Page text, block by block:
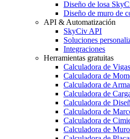
Diseño de losa
Diseño de muro de
API & Automatización
SkyCiv API
Soluciones
Integraciones
Herramientas gratuitas
Calculadora de Vigas
Calculadora de
Calculadora de
Calculadora de
Calculadora de
Calculadora de
Calculadora de
Calculadora de